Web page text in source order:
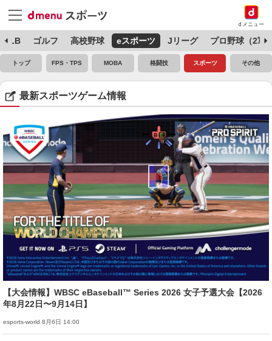
dメニュー
MLB ゴルフ 高校野球 eスポーツ Jリーグ プロ野球（2軍
トップ FPS・TPS MOBA 格闘技 スポーツ その他
最新スポーツゲーム情報
【大会情報】WBSC eBaseball™ Series 2026 女子予選大会【2026
年8月22日〜9月14日】
esports-world 8月6日 14:00